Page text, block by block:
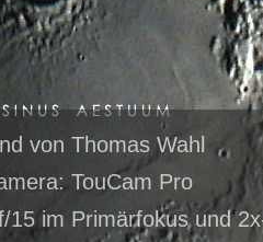
von Thomas Wahl
TouCam Pro
im Primärfokus und